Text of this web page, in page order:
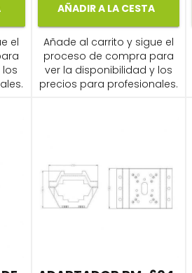
el
AÑADIR A LA CESTA
Añade al carrito y sigue el
proceso de compra para
ver la disponibilidad y los
precios para profesionales.